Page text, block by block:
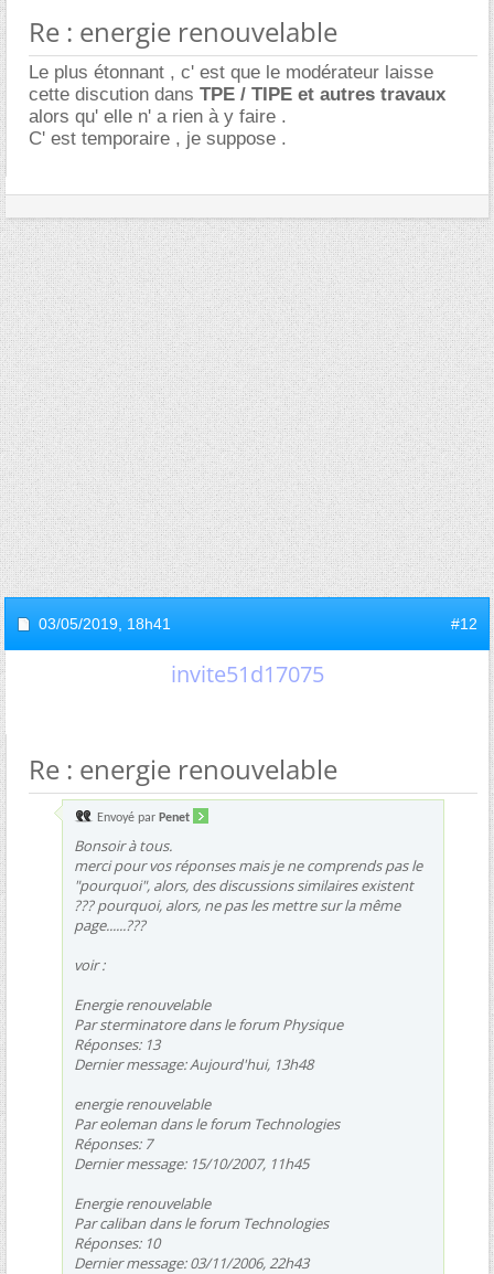
Re : energie renouvelable
Le plus étonnant , c' est que le modérateur laisse
cette discution dans TPE / TIPE et autres travaux
alors qu' elle n' a rien à y faire .
C' est temporaire , je suppose .
03/05/2019, 18h41 #12
invite51d17075
Re : energie renouvelable
Envoyé par Penet
Bonsoir à tous.
merci pour vos réponses mais je ne comprends pas le
"pourquoi", alors, des discussions similaires existent
??? pourquoi, alors, ne pas les mettre sur la même
page......???
voir :
Energie renouvelable
Par sterminatore dans le forum Physique
Réponses: 13
Dernier message: Aujourd'hui, 13h48
energie renouvelable
Par eoleman dans le forum Technologies
Réponses: 7
Dernier message: 15/10/2007, 11h45
Energie renouvelable
Par caliban dans le forum Technologies
Réponses: 10
Dernier message: 03/11/2006, 22h43